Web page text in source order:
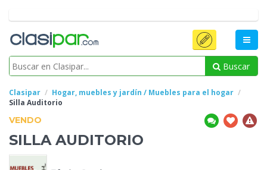
Buscar
Clasipar
Hogar, muebles y jardín / Muebles para el hogar
Silla Auditorio
VENDO
SILLA AUDITORIO